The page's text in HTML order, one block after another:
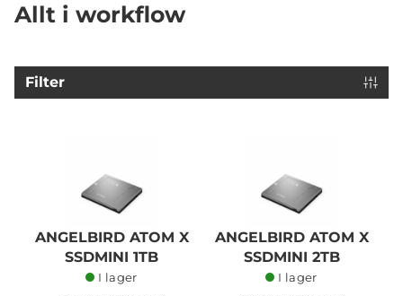
Allt i workflow
Filter
ANGELBIRD ATOM X
SSDMINI 1TB
I lager
ANGELBIRD ATOM X
SSDMINI 2TB
I lager